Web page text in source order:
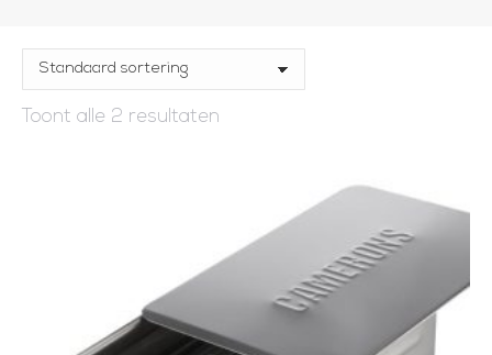
Toont alle 2 resultaten